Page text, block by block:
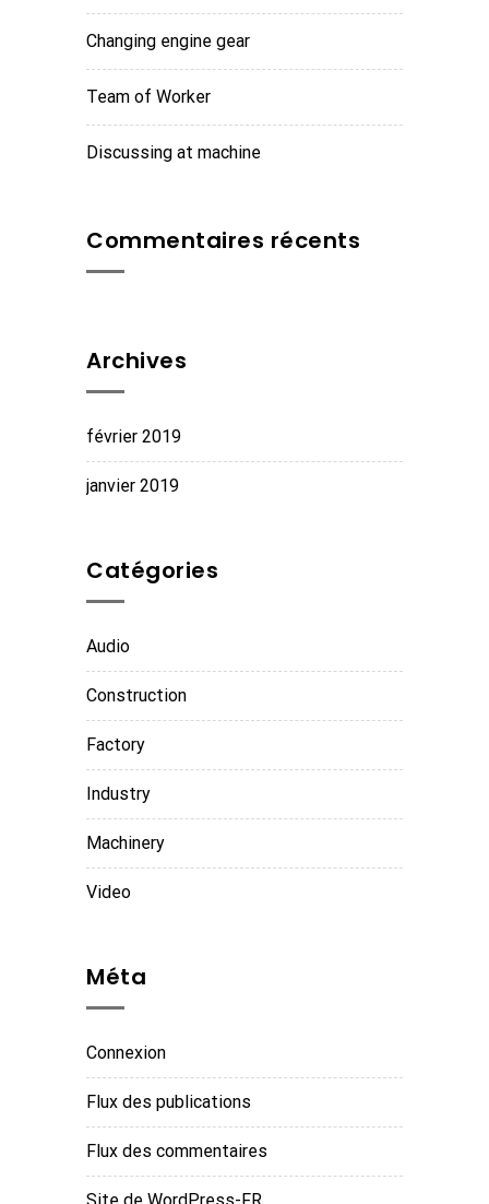
Changing engine gear
Team of Worker
Discussing at machine
Commentaires récents
Archives
février 2019
janvier 2019
Catégories
Audio
Construction
Factory
Industry
Machinery
Video
Méta
Connexion
Flux des publications
Flux des commentaires